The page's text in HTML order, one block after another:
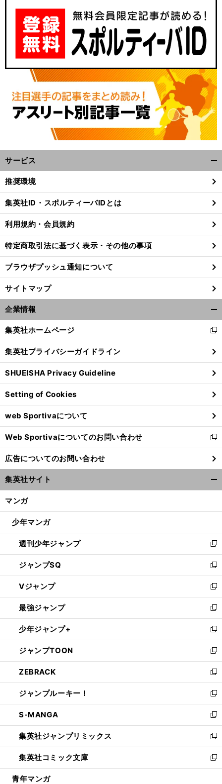
】
ラ
・
.
へ
サービス
閉
る
推奨環境
集英社ID・スポルティーバIDとは
利用規約・会員規約
特定商取引法に基づく表示・その他の事項
ブラウザプッシュ通知について
サイトマップ
企業情報
閉
る
集英社ホームページ
新
し
い
ウ
ィ
ン
ド
ウ
で
開
く
集英社プライバシーガイドライン
SHUEISHA Privacy Guideline
Setting of Cookies
web Sportivaについて
Web Sportivaについてのお問い合わせ
新
し
い
ウ
ィ
ン
ウ
開
く
広告についてのお問い合わせ
集英社サイト
マンガ
少年マンガ
週刊少年ジャンプ
新
し
い
ウ
ィ
ン
ド
ウ
で
開
く
ジャンプSQ
新
し
い
ウ
ィ
ン
ド
ウ
で
開
く
Vジャンプ
新
し
い
ウ
ィ
ン
ド
ウ
で
開
く
最強ジャンプ
新
し
い
ウ
ィ
ン
ド
ウ
で
開
く
少年ジャンプ+
新
し
い
ウ
ィ
ン
ド
ウ
で
開
く
ジャンプTOON
新
し
い
ウ
ィ
ン
ド
ウ
で
開
く
ZEBRACK
新
し
い
ウ
ィ
ン
ド
ウ
で
開
ジャンプルーキー！
新
し
い
ウ
ィ
ン
ド
ウ
S-MANGA
新
し
い
ウ
ィ
ン
集英社ジャンプリミックス
新
し
い
ウ
集英社コミック文庫
新
し
青年マンガ